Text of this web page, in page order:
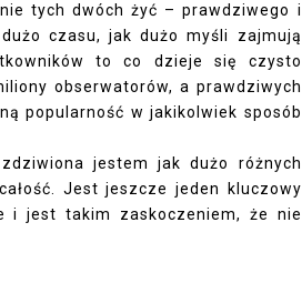
tych dwóch żyć – prawdziwego i
czasu, jak dużo myśli zajmują
to co dzieje się czysto
obserwatorów, a prawdziwych
popularność w jakikolwiek sposób
jestem jak dużo różnych
Jest jeszcze jeden kluczowy
i jest takim zaskoczeniem, że nie